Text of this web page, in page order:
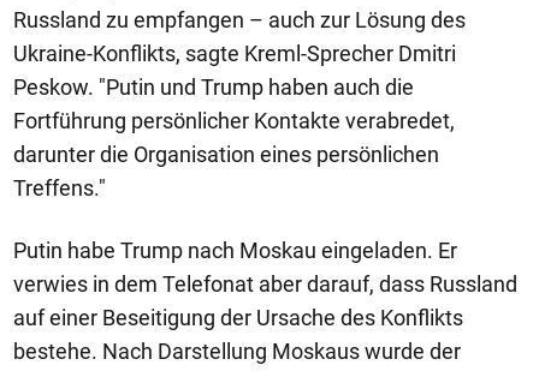
Russland zu empfangen – auch zur Lösung des
Ukraine-Konflikts, sagte Kreml-Sprecher Dmitri
Peskow. "Putin und Trump haben auch die
Fortführung persönlicher Kontakte verabredet,
darunter die Organisation eines persönlichen
Treffens."
Putin habe Trump nach Moskau eingeladen. Er
verwies in dem Telefonat aber darauf, dass Russland
auf einer Beseitigung der Ursache des Konflikts
bestehe. Nach Darstellung Moskaus wurde der